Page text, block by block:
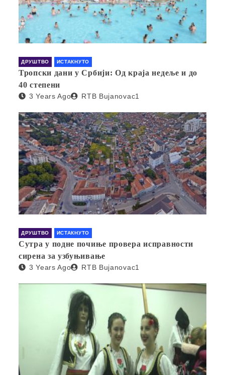
ДРУШТВО ИСТАКНУТО
Тропски дани у Србији: Од краја недеље и до
40 степени
3 Years Ago RTB Bujanovac1
ДРУШТВО ИСТАКНУТО
Сутра у подне почиње провера исправности
сирена за узбуњивање
3 Years Ago RTB Bujanovac1